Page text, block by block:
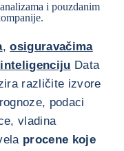
i pouzdanim
,osiguravačima
Data
različite izvore
podaci
vladina
procene koje